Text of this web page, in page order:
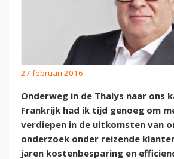
27 februari 2016
Onderweg in de Thalys naar ons
Frankrijk had ik tijd genoeg om
verdiepen in de uitkomsten van
onderzoek onder reizende
jaren kostenbesparing en